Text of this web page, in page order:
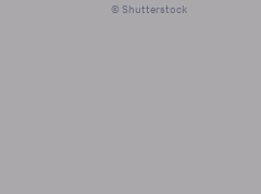
© Shutterstock